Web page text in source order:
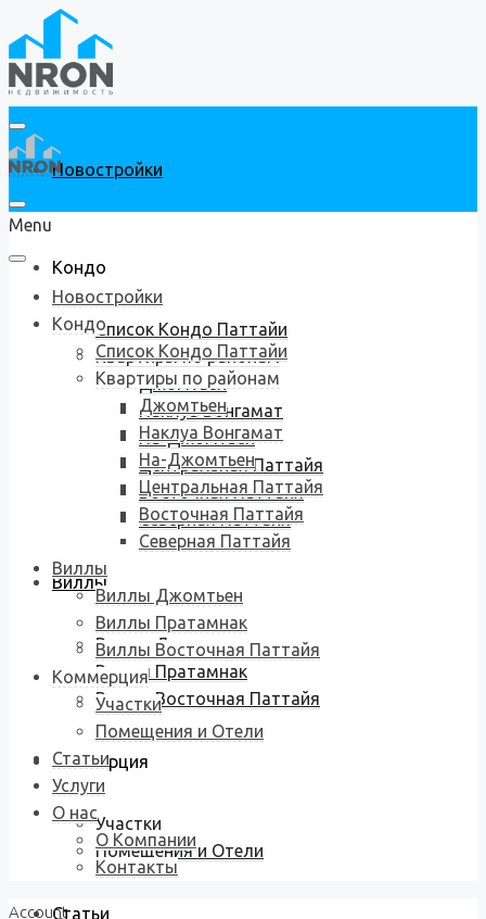
Новостройки
Кондо
Список Кондо Паттайи
Квартиры по районам
Джомтьен
Наклуа Вонгамат
На-Джомтьен
Центральная Паттайя
Восточная Паттайя
Северная Паттайя
Виллы
Виллы Джомтьен
Виллы Пратамнак
Виллы Восточная Паттайя
Коммерция
Участки
Помещения и Отели
Статьи
Menu
Новостройки
Кондо
Список Кондо Паттайи
Квартиры по районам
Джомтьен
Наклуа Вонгамат
На-Джомтьен
Центральная Паттайя
Восточная Паттайя
Северная Паттайя
Виллы
Виллы Джомтьен
Виллы Пратамнак
Виллы Восточная Паттайя
Коммерция
Участки
Помещения и Отели
Статьи
Услуги
О нас
О Компании
Контакты
Account